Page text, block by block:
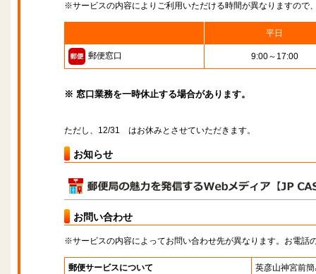
※サービスの内容によりご利用いただける時間が異なりますので
平日
郵便窓口 9:00～17:00
※ 窓口業務を一時休止する場合があります。
ただし、12/31 はお休みとさせていただきます。
お知らせ
お問い合わせ
※サービスの内容によってお問い合わせ先が異なります。お電話
郵便サービスについて 英彦山神宮前